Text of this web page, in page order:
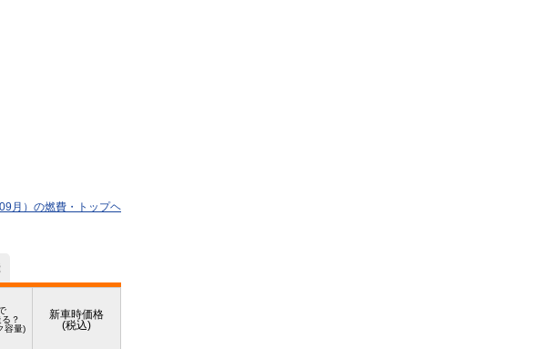
月）の燃費・トップヘ
？
容量)
新車時価格
(税込)